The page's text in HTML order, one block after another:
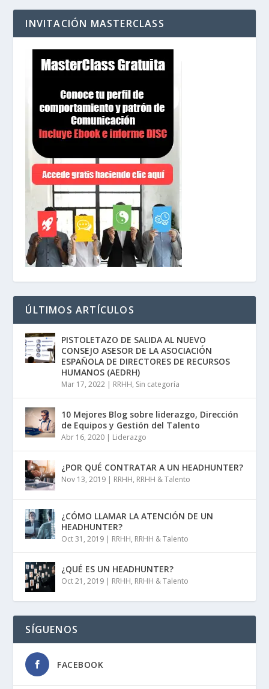
INVITACIÓN MASTERCLASS
ÚLTIMOS ARTÍCULOS
PISTOLETAZO DE SALIDA AL NUEVO
CONSEJO ASESOR DE LA ASOCIACIÓN
ESPAÑOLA DE DIRECTORES DE RECURSOS
HUMANOS (AEDRH)
Mar 17, 2022 | RRHH, Sin categoría
10 Mejores Blog sobre liderazgo, Dirección
de Equipos y Gestión del Talento
Abr 16, 2020 | Liderazgo
¿POR QUÉ CONTRATAR A UN HEADHUNTER?
Nov 13, 2019 | RRHH, RRHH & Talento
¿CÓMO LLAMAR LA ATENCIÓN DE UN
HEADHUNTER?
Oct 31, 2019 | RRHH, RRHH & Talento
¿QUÉ ES UN HEADHUNTER?
Oct 21, 2019 | RRHH, RRHH & Talento
SÍGUENOS
FACEBOOK